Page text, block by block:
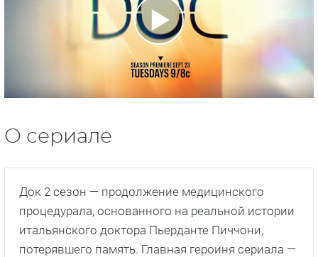
О сериале
Док 2 сезон — продолжение медицинского
процедурала, основанного на реальной истории
итальянского доктора Пьерданте Пиччони,
потерявшего память. Главная героиня сериала —